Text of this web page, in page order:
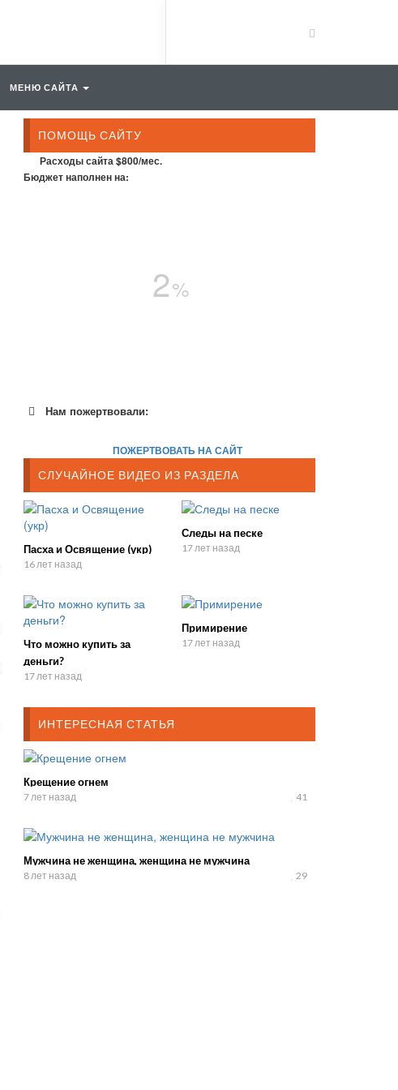
МЕНЮ САЙТА
ПОМОЩЬ САЙТУ
Расходы сайта $800/мес.
Бюджет наполнен на:
2%
Нам пожертвовали:
ПОЖЕРТВОВАТЬ НА САЙТ
СЛУЧАЙНОЕ ВИДЕО ИЗ РАЗДЕЛА
Пасха и Освящение (укр)
16 лет назад
Следы на песке
17 лет назад
Что можно купить за
деньги?
17 лет назад
Примирение
17 лет назад
ИНТЕРЕСНАЯ СТАТЬЯ
Крещение огнем
7 лет назад 41
Мужчина не женщина, женщина не мужчина
8 лет назад 29